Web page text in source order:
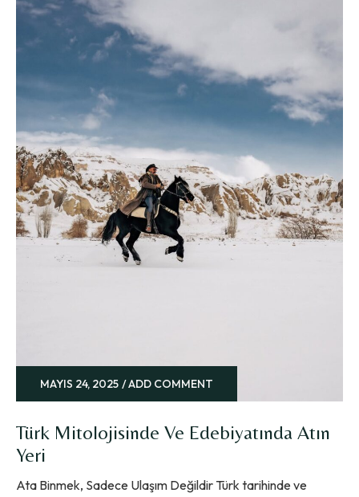
MAYIS 24, 2025 ADD COMMENT
Türk Mitolojisinde Ve Edebiyatında Atın
Yeri
Ata Binmek, Sadece Ulaşım Değildir Türk tarihinde ve